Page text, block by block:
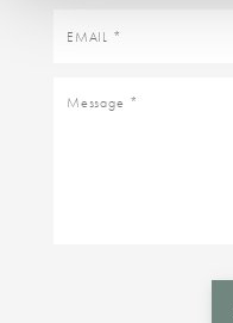
Email
Message